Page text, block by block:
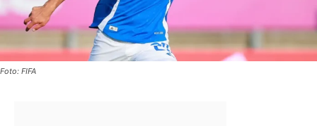
Foto: FIFA